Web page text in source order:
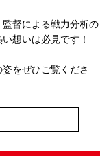
督による戦力分析の
想いは必見です！
をぜひご覧くださ